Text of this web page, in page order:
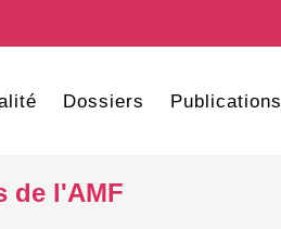
Dossiers Publications
de l'AMF